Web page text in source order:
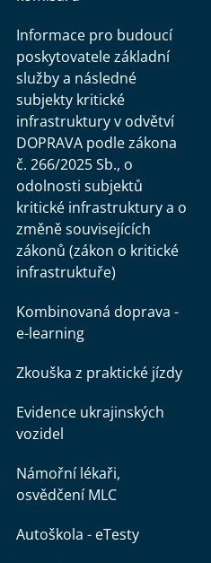
Informace pro budoucí
poskytovatele základní
služby a následné
subjekty kritické
infrastruktury v odvětví
DOPRAVA podle zákona
č. 266/2025 Sb., o
odolnosti subjektů
kritické infrastruktury a o
změně souvisejících
zákonů (zákon o kritické
infrastruktuře)
Kombinovaná doprava -
e-learning
Zkouška z praktické jízdy
Evidence ukrajinských
vozidel
Námořní lékaři,
osvědčení MLC
Autoškola - eTesty